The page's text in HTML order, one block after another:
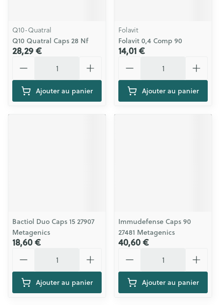
Q10-Quatral
Q10 Quatral Caps 28 Nf
28,29 €
Ajouter au panier
Folavit
Folavit 0,4 Comp 90
14,01 €
Ajouter au panier
Bactiol Duo Caps 15 27907
Metagenics
18,60 €
Ajouter au panier
Immudefense Caps 90
27481 Metagenics
40,60 €
Ajouter au panier